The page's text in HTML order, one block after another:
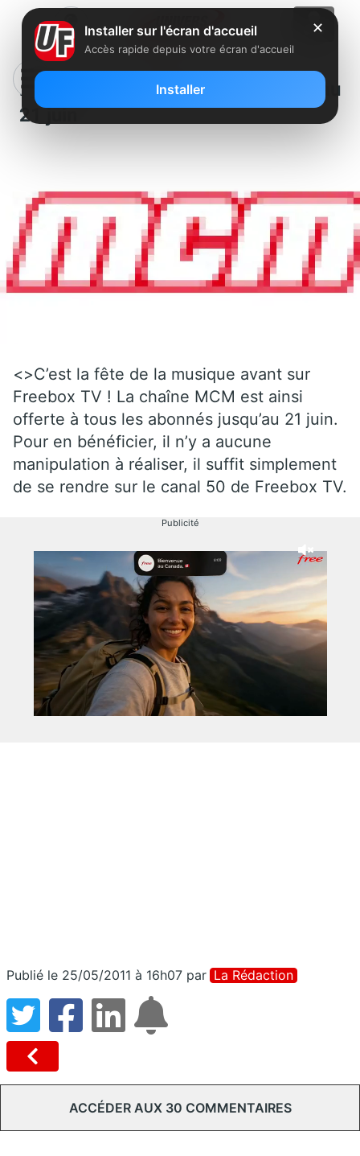
Freebox TV : MCM offerte jusqu’au
21 juin
<>C’est la fête de la musique avant sur
Freebox TV ! La chaîne MCM est ainsi
offerte à tous les abonnés jusqu’au 21 juin.
Pour en bénéficier, il n’y a aucune
manipulation à réaliser, il suffit simplement
de se rendre sur le canal 50 de Freebox TV.
Publicité
Publié le 25/05/2011 à 16h07 par La Rédaction
ACCÉDER AUX 30 COMMENTAIRES
✕
Installer sur l'écran d'accueil
Accès rapide depuis votre écran d'accueil
Installer